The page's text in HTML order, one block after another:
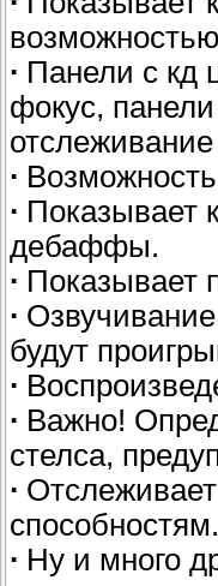
∙ Панели с кд
фокус,
∙
∙ Показывает
дебаффы.
∙ Показывает
∙
будут
∙
∙ Важно!
стелса,
∙
способностям.
∙ Ну и много